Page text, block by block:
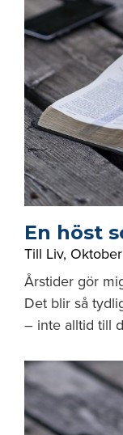
En höst
Till Liv,
Årstider gör
Det blir så
– inte alltid till